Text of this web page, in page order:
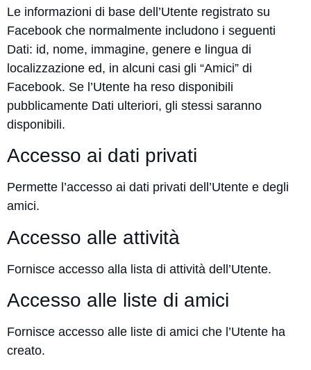
Le informazioni di base dell’Utente registrato su
Facebook che normalmente includono i seguenti
Dati: id, nome, immagine, genere e lingua di
localizzazione ed, in alcuni casi gli “Amici” di
Facebook. Se l’Utente ha reso disponibili
pubblicamente Dati ulteriori, gli stessi saranno
disponibili.
Accesso ai dati privati
Permette l’accesso ai dati privati dell’Utente e degli
amici.
Accesso alle attività
Fornisce accesso alla lista di attività dell’Utente.
Accesso alle liste di amici
Fornisce accesso alle liste di amici che l’Utente ha
creato.